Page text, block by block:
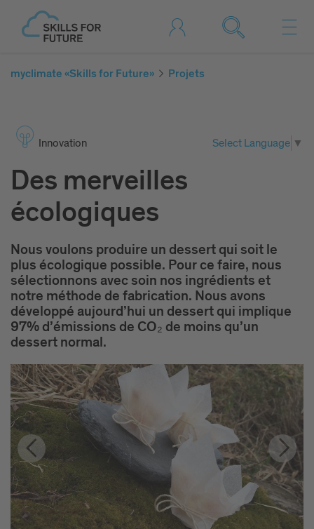
myclimate «Skills for Future» Projets
Inno­vation Select Language ▼
Des merveilles
écologiques
Nous voulons produire un dessert qui soit le
plus écologique possible. Pour ce faire, nous
sélectionnons avec soin nos ingrédients et
notre méthode de fabrication. Nous avons
développé aujourd’hui un dessert qui implique
97% d’émissions de CO₂ de moins qu’un
dessert normal.